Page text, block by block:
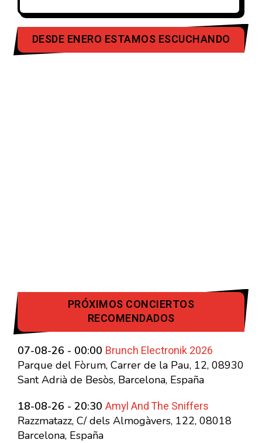
DESDE ENERO ESTAMOS ESCUCHANDO
PRÓXIMOS CONCIERTOS
RECOMENDADOS
07-08-26 - 00:00 Brunch Electronik 2026
Parque del Fòrum, Carrer de la Pau, 12, 08930
Sant Adrià de Besòs, Barcelona, España
18-08-26 - 20:30 Amyl And The Sniffers
Razzmatazz, C/ dels Almogàvers, 122, 08018
Barcelona, España